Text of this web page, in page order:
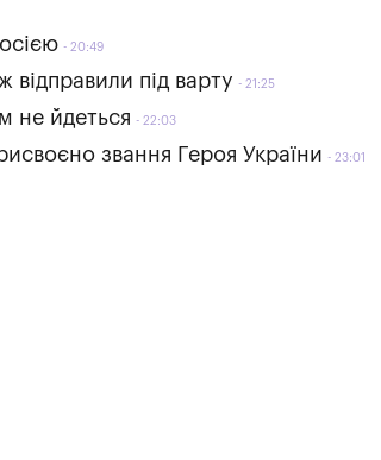
20:49
під варту 21:25
не йдеться 22:03
звання Героя України 23:01